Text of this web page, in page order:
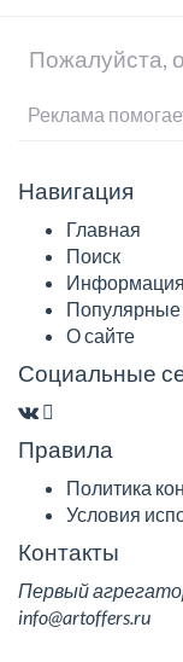
Пожалуйста,
Навигация
Главная
Поиск
Информация
Популярные
О сайте
Социальные
Правила
Политика
Условия
Контакты
Первый
info@artoffers.ru